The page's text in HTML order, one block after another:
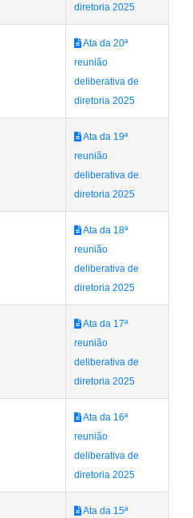
diretoria 2025
Ata da 20ª
reunião
deliberativa de
diretoria 2025
Ata da 19ª
reunião
deliberativa de
diretoria 2025
Ata da 18ª
reunião
deliberativa de
diretoria 2025
Ata da 17ª
reunião
deliberativa de
diretoria 2025
Ata da 16ª
reunião
deliberativa de
diretoria 2025
Ata da 15ª